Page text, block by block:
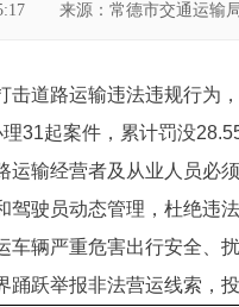
来源：常德市交通运输
击道路运输违法违规行为
31起案件，累计罚没
运输经营者及从业人员必
驾驶员动态管理，杜绝违
车辆严重危害出行安全、
踊跃举报非法营运线索，